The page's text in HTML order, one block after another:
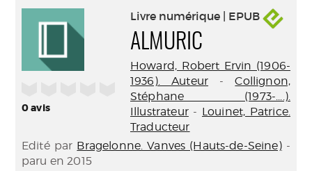
0avis
Livre numérique | EPUB
ALMURIC
Howard, Robert Ervin (1906-
1936). Auteur -Collignon,
Stéphane (1973-....).
Illustrateur- Louinet, Patrice.
Traducteur
Edité par Bragelonne. Vanves (Hauts-de-Seine)-
paru en 2015